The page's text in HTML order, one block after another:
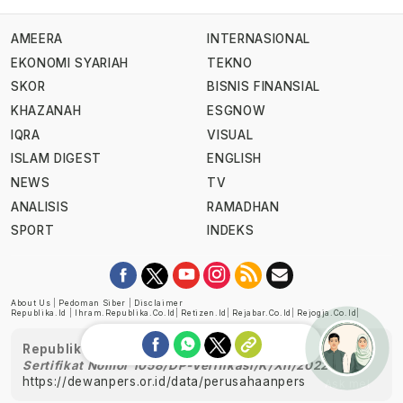
AMEERA
EKONOMI SYARIAH
SKOR
KHAZANAH
IQRA
ISLAM DIGEST
NEWS
ANALISIS
SPORT
INTERNASIONAL
TEKNO
BISNIS FINANSIAL
ESGNOW
VISUAL
ENGLISH
TV
RAMADHAN
INDEKS
About Us Pedoman Siber
Disclaimer
Republika.id
Ihram.republika.co.id Retizen.id Rejabar.co.id Rejogja.co.id
Republika telah diverifikasi oleh Dewan Pers
Sertifikat Nomor 1058/DP-Verifikasi/K/XII/2022
https://dewanpers.or.id/data/perusahaanpers
Ask me!